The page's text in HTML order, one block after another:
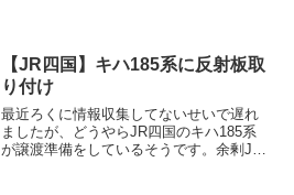
線の存続に必死になっ...
【JR四国】キハ185系に反射板取
り付け
最近ろくに情報収集してないせいで遅れ
ましたが、どうやらJR四国のキハ185系
が譲渡準備をしているそうです。余剰JR